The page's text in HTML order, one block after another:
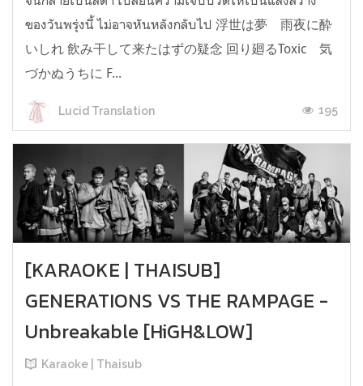
ของวันพรุ่งนี้ ไม่อาจหันหลังกลับไป 浮世は夢 雨夜に酔
いしれ 飲み干して来たはずの疑念 回り廻るToxic 気
づかぬうちに F...
Lucid Translation 195
[KARAOKE | THAISUB]
GENERATIONS VS THE RAMPAGE -
Unbreakable [HiGH&LOW]
Karaoke | Thaisub